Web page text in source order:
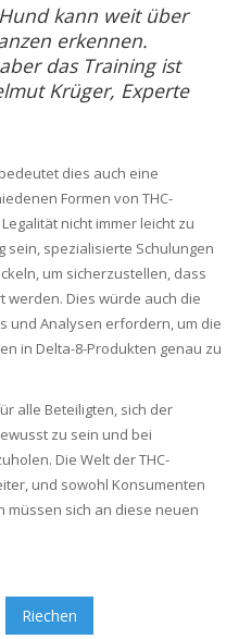
kann weit über
erkennen.
das Training ist
Krüger, Experte
dies auch eine
Formen von THC-
nicht immer leicht zu
sein, spezialisierte Schulungen
um sicherzustellen, dass
Dies würde auch die
und Analysen erfordern, um die
in Delta-8-Produkten genau zu
alle Beteiligten, sich der
zu sein und bei
Die Welt der THC-
und sowohl Konsumenten
sich an diese neuen
Riechen